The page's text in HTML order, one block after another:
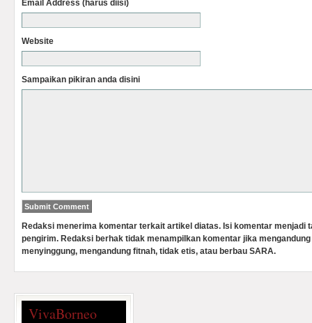
Email Address (harus diisi)
Website
Sampaikan pikiran anda disini
Redaksi menerima komentar terkait artikel diatas. Isi komentar menjadi
pengirim. Redaksi berhak tidak menampilkan komentar jika
menyinggung, mengandung fitnah, tidak etis, atau berbau SARA.
VivaBorneo